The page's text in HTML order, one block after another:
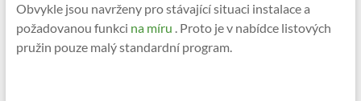
Obvykle jsou navrženy pro stávající situaci instalace a
požadovanou funkci na míru . Proto je v nabídce listových
pružin pouze malý standardní program.